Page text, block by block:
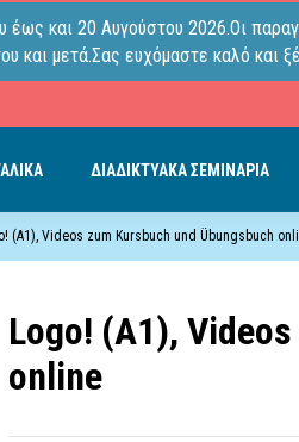
και 20 Αυγούστου 2026.Οι
και μετά.Σας ευχόμαστε καλό και
ΔΙΑΔΙΚΤΥΑΚΑ ΣΕΜΙΝΑΡΙΑ
(A1), Videos zum Kursbuch und Übungsbuch
Logo! (A1),
online